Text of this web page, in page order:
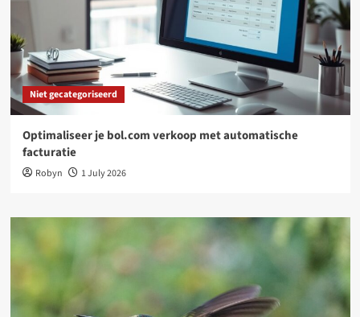
Niet gecategoriseerd
Optimaliseer je bol.com verkoop met automatische
facturatie
Robyn 1 July 2026